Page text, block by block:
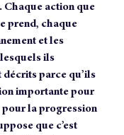
Chaque action que
prend, chaque
et les
ils
parce qu’ils
importante pour
pour la progression
que c’est